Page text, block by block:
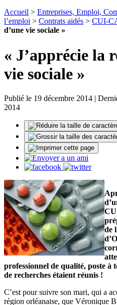
Accueil > Entreprises, Emploi,
l’emploi > Contrats aidés > CUI-
d’une vie sociale »
« J’apprécie la
vie sociale »
Publié le 19 décembre 2014 |
2014
de
professionnel de qualité, poste à
de recherches étaient réunis !
C’est pour suivre son mari, qui a
région orléanaise, que Véronique